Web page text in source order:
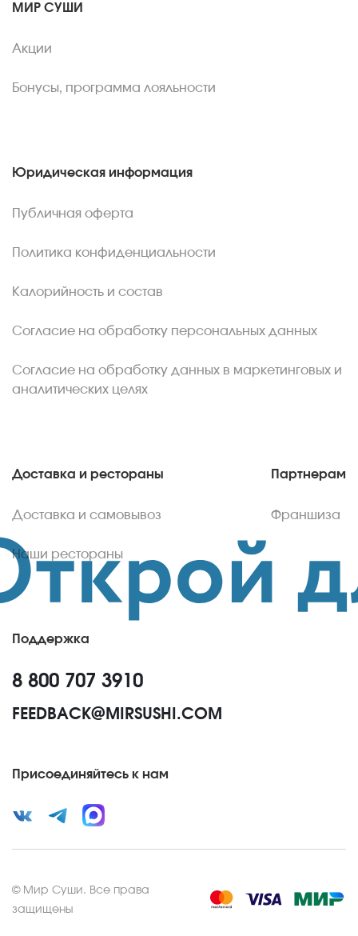
МИР СУШИ
Акции
Бонусы, программа лояльности
Юридическая информация
Публичная оферта
Политика конфиденциальности
Калорийность и состав
Согласие на обработку персональных данных
Согласие на обработку данных в маркетинговых и
аналитических целях
Доставка и рестораны
Доставка и самовывоз
Наши рестораны
Партнерам
Франшиза
Поддержка
8 800 707 3910
FEEDBACK@MIRSUSHI.COM
Присоединяйтесь к нам
© Мир Суши. Все права
защищены